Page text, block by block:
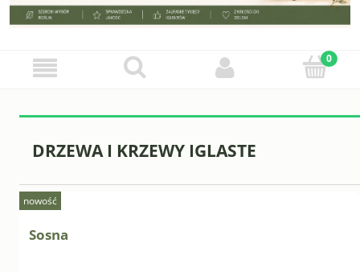
DRZEWA I KRZEWY IGLASTE
Sosna
nowość